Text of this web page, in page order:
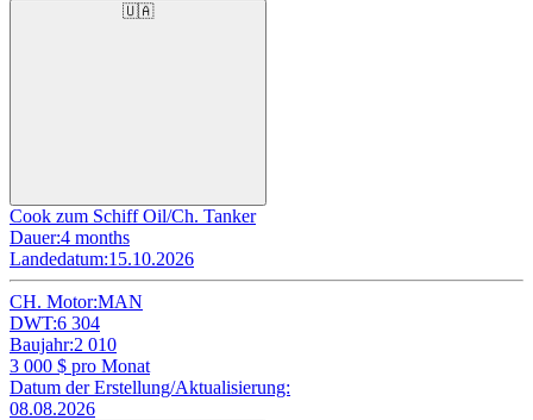
🇺🇦
Cook zum Schiff Oil/Ch. Tanker
Dauer:4 months
Landedatum:15.10.2026
CH. Motor:MAN
DWT:6 304
Baujahr:2 010
3 000 $ pro Monat
Datum der Erstellung/Aktualisierung:
08.08.2026